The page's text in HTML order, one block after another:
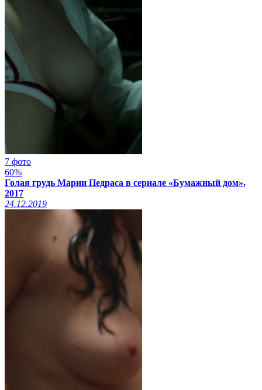
7 фото
60%
Голая грудь Марии Педраса в сериале «Бумажный дом»,
2017
24.12.2019